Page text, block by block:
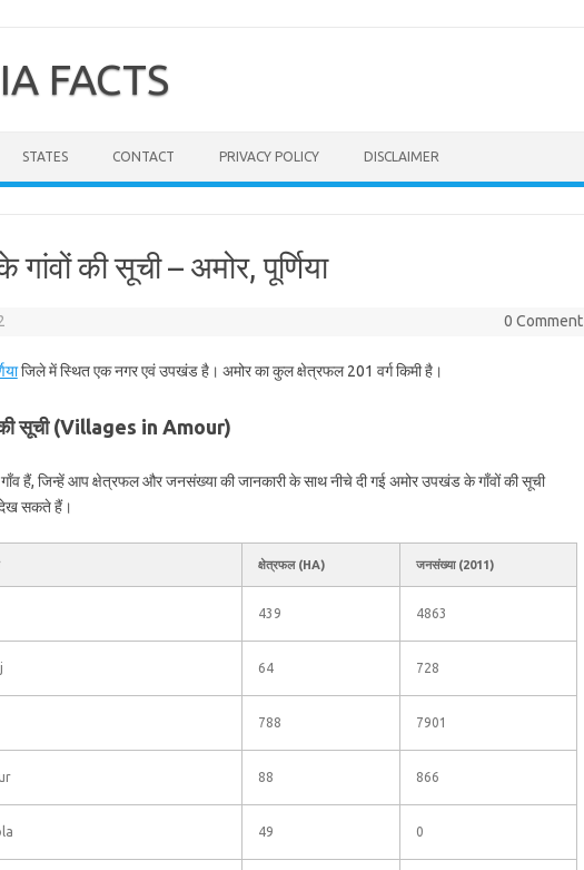
FACTS
STATES CONTACT PRIVACY POLICY DISCLAIMER
की सूची – अमोर, पूर्णिया
0 Comment
जिले में स्थित एक नगर एवं उपखंड है। अमोर का कुल क्षेत्रफल 201 वर्ग किमी है।
सूची (Villages in Amour)
हैं, जिन्हें आप क्षेत्रफल और जनसंख्या की जानकारी के साथ नीचे दी गई अमोर उपखंड के गाँवों की सूची
सकते हैं।
क्षेत्रफल (HA) जनसंख्या (2011)
439 4863
64 728
788 7901
88 866
49 0